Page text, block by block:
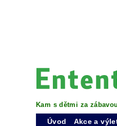
Kam s dětmi za
Úvod Akce a